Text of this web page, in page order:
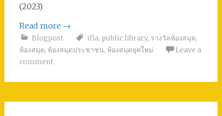
(2023)
Read more →
Blogpost ifla, public library, รางวัลห้องสมุด,
ห้องสมุด, ห้องสมุดประชาชน, ห้องสมุดยุคใหม่
Leave a
comment